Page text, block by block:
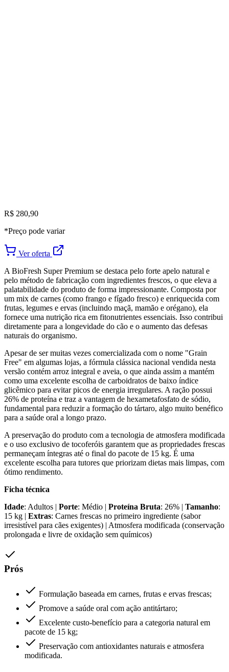
R$ 280,90
*Preço pode variar
Ver oferta
A BioFresh Super Premium se destaca pelo forte apelo natural e
pelo método de fabricação com ingredientes frescos, o que eleva a
palatabilidade do produto de forma impressionante. Composta por
um mix de carnes (como frango e fígado fresco) e enriquecida com
frutas, legumes e ervas (incluindo maçã, mamão e orégano), ela
fornece uma nutrição rica em fitonutrientes essenciais. Isso contribui
diretamente para a longevidade do cão e o aumento das defesas
naturais do organismo.
Apesar de ser muitas vezes comercializada com o nome "Grain
Free" em algumas lojas, a fórmula clássica nacional vendida nesta
versão contém arroz integral e aveia, o que ainda assim a mantém
como uma excelente escolha de carboidratos de baixo índice
glicêmico para evitar picos de energia irregulares. A ração possui
26% de proteína e traz a vantagem de hexametafosfato de sódio,
fundamental para reduzir a formação do tártaro, algo muito benéfico
para a saúde oral a longo prazo.
A preservação do produto com a tecnologia de atmosfera modificada
e o uso exclusivo de tocoferóis garantem que as propriedades frescas
permaneçam íntegras até o final do pacote de 15 kg. É uma
excelente escolha para tutores que priorizam dietas mais limpas, com
ótimo rendimento.
Ficha técnica
Idade: Adultos | Porte: Médio | Proteína Bruta: 26% | Tamanho:
15 kg | Extras: Carnes frescas no primeiro ingrediente (sabor
irresistível para cães exigentes) | Atmosfera modificada (conservação
prolongada e livre de oxidação sem químicos)
Prós
Formulação baseada em carnes, frutas e ervas frescas;
Promove a saúde oral com ação antitártaro;
Excelente custo-benefício para a categoria natural em
pacote de 15 kg;
Preservação com antioxidantes naturais e atmosfera
modificada.